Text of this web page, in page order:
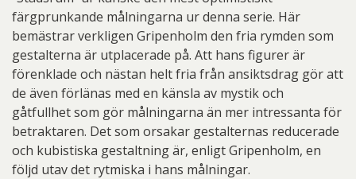
färgprunkande målningarna ur denna serie. Här
bemästrar verkligen Gripenholm den fria rymden som
gestalterna är utplacerade på. Att hans figurer är
förenklade och nästan helt fria från ansiktsdrag gör att
de även förlänas med en känsla av mystik och
gåtfullhet som gör målningarna än mer intressanta för
betraktaren. Det som orsakar gestalternas reducerade
och kubistiska gestaltning är, enligt Gripenholm, en
följd utav det rytmiska i hans målningar.